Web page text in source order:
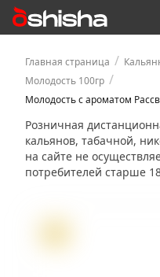
Главная страница /
Молодость 100гр /
Молодость с ароматом
Розничная
кальянов, табачной,
на сайте не
потребителей старше